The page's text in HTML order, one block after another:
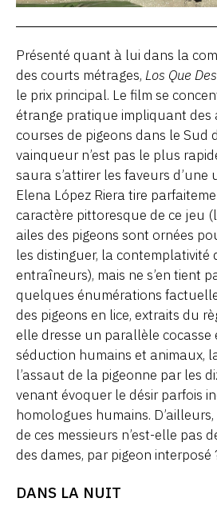
Présenté quant à lui dans la
des courts métrages, Los Que
le prix principal. Le film se
étrange pratique impliquant des
courses de pigeons dans le Sud
vainqueur n’est pas le plus
saura s’attirer les faveurs d’une
Elena López Riera tire
caractère pittoresque de ce jeu
ailes des pigeons sont ornées
les distinguer, la contemplativité
entraîneurs), mais ne s’en tient
quelques énumérations
des pigeons en lice, extraits du
elle dresse un parallèle cocasse
séduction humains et animaux,
l’assaut de la pigeonne par les
venant évoquer le désir parfois
homologues humains.
de ces messieurs n’est-elle pas
des dames, par pigeon interposé
DANS LA NUIT